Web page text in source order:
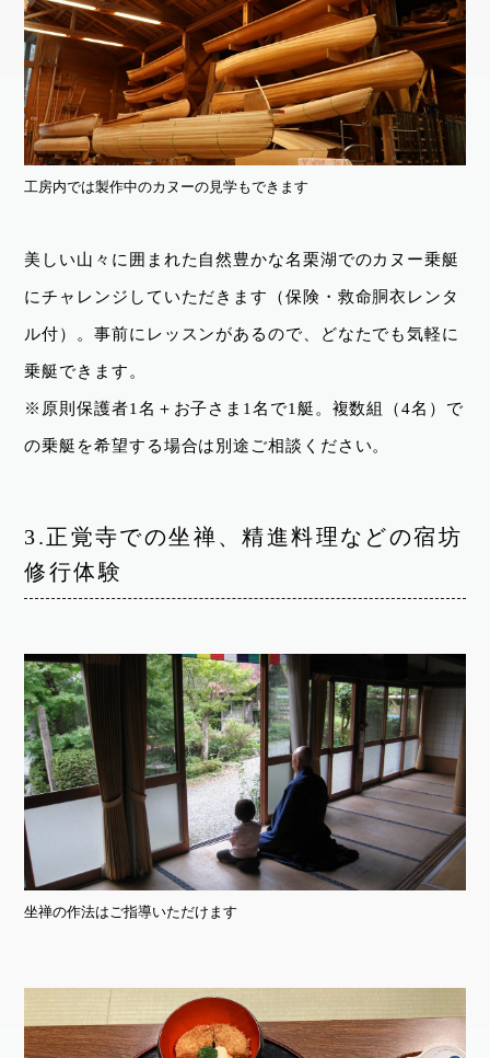
工房内では製作中のカヌーの見学もできます
美しい山々に囲まれた自然豊かな名栗湖でのカヌー乗艇
にチャレンジしていただきます（保険・救命胴衣レンタ
ル付）。事前にレッスンがあるので、どなたでも気軽に
乗艇できます。
※原則保護者1名＋お子さま1名で1艇。複数組（4名）で
の乗艇を希望する場合は別途ご相談ください。
3.正覚寺での坐禅、精進料理などの宿坊
修行体験
坐禅の作法はご指導いただけます